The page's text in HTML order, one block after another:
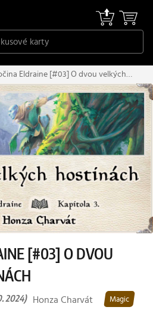
Eldraine [#03] O dvou velkých
[#03] O DVOU
2024) Honza Charvát Magic